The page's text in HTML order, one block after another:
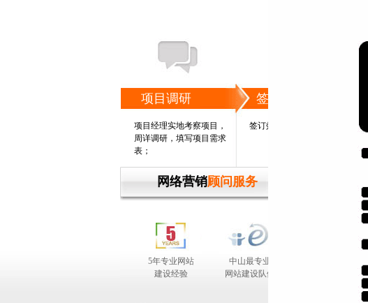
项目调研
项目经理实地考察项目，
周详调研，填写项目需求
表；
签订协议
签订效果保证书！
网络营销顾问服务
5年专业网站
建设经验
中山最专业
网站建设队伍